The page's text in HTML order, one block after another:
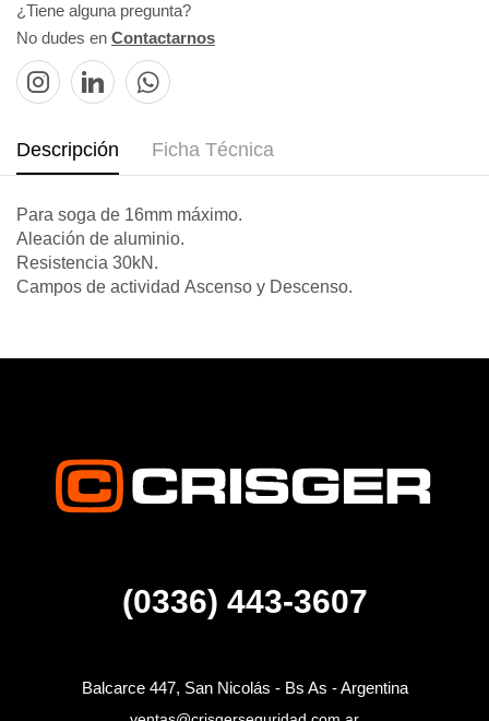
¿Tiene alguna pregunta?
No dudes en Contactarnos
Descripción Ficha Técnica
Para soga de 16mm máximo.
Aleación de aluminio.
Resistencia 30kN.
Campos de actividad Ascenso y Descenso.
(0336) 443-3607
Balcarce 447, San Nicolás - Bs As - Argentina